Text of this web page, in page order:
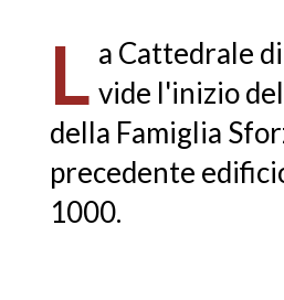
L a Cattedrale
vide l'inizio
della Famiglia
precedente
1000.